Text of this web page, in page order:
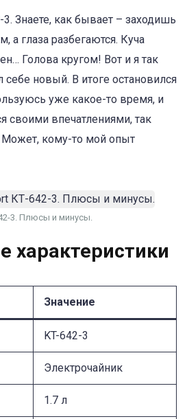
Знаете, как бывает – заходишь
а глаза разбегаются. Куча
Голова кругом! Вот и я так
себе новый. В итоге остановился
уже какое-то время, и
своими впечатлениями, так
Может, кому-то мой опыт
3. Плюсы и минусы.
характеристики
Значение
KT-642-3
Электрочайник
1.7 л